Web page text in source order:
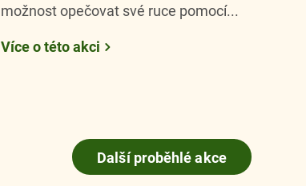
možnost opečovat své ruce pomocí...
Více o této akci
Další proběhlé akce